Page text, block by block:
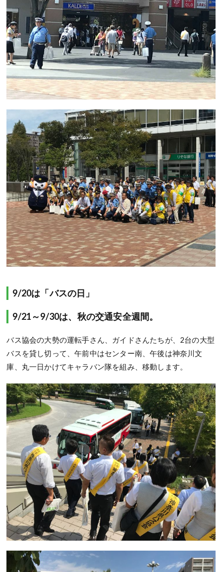
9/20は「バスの日」
9/21～9/30は、秋の交通安全週間。
バス協会の大勢の運転手さん、ガイドさんたちが、2台の大型
バスを貸し切って、午前中はセンター南、午後は神奈川文
庫、丸一日かけてキャラバン隊を組み、移動します。